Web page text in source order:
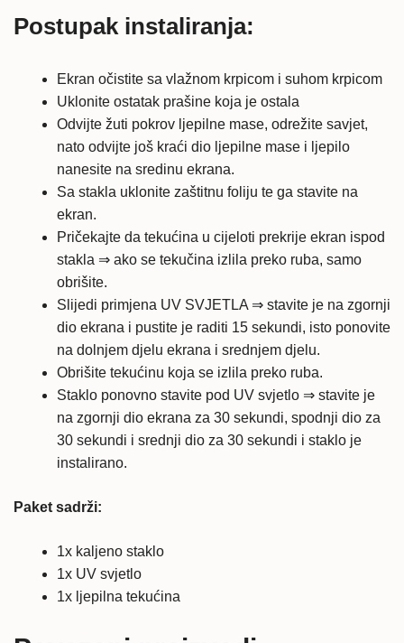
Postupak instaliranja:
Ekran očistite sa vlažnom krpicom i suhom krpicom
Uklonite ostatak prašine koja je ostala
Odvijte žuti pokrov ljepilne mase, odrežite savjet,
nato odvijte još kraći dio ljepilne mase i ljepilo
nanesite na sredinu ekrana.
Sa stakla uklonite zaštitnu foliju te ga stavite na
ekran.
Pričekajte da tekućina u cijeloti prekrije ekran ispod
stakla ⇒ ako se tekučina izlila preko ruba, samo
obrišite.
Slijedi primjena UV SVJETLA ⇒ stavite je na zgornji
dio ekrana i pustite je raditi 15 sekundi, isto ponovite
na dolnjem djelu ekrana i srednjem djelu.
Obrišite tekućinu koja se izlila preko ruba.
Staklo ponovno stavite pod UV svjetlo ⇒ stavite je
na zgornji dio ekrana za 30 sekundi, spodnji dio za
30 sekundi i srednji dio za 30 sekundi i staklo je
instalirano.
Paket sadrži:
1x kaljeno staklo
1x UV svjetlo
1x ljepilna tekućina